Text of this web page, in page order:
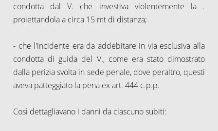
condotta dal V. che investiva violentemente la .
proiettandola a circa 15 mt di distanza;
- che l'incidente era da addebitare in via esclusiva alla
condotta di guida del V., come era stato dimostrato
dalla perizia svolta in sede penale, dove peraltro, questi
aveva patteggiato la pena ex art. 444 c.p.p.
Così dettagliavano i danni da ciascuno subiti: